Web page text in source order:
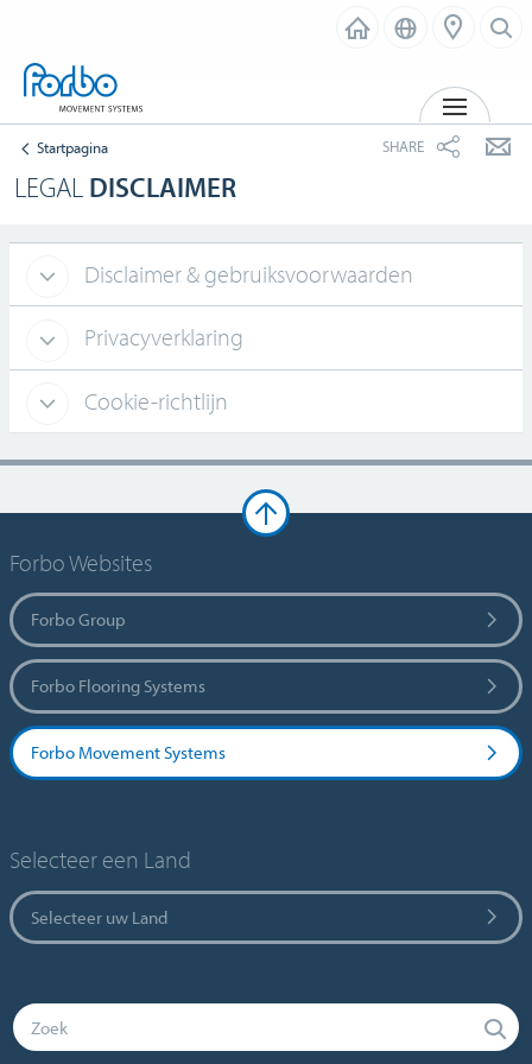
Startpagina SHARE
LEGAL DISCLAIMER
Disclaimer & gebruiksvoorwaarden
Privacyverklaring
Cookie-richtlijn
Forbo Websites
Forbo Group
Forbo Flooring Systems
Forbo Movement Systems
Selecteer een Land
Selecteer uw Land